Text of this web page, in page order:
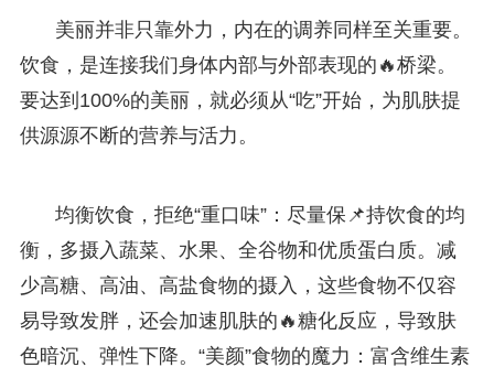
美丽并非只靠外力，内在的调养同样至关重要。
饮食，是连接我们身体内部与外部表现的🔥桥梁。
要达到100%的美丽，就必须从“吃”开始，为肌肤提
供源源不断的营养与活力。
均衡饮食，拒绝“重口味”：尽量保📌持饮食的均
衡，多摄入蔬菜、水果、全谷物和优质蛋白质。减
少高糖、高油、高盐食物的摄入，这些食物不仅容
易导致发胖，还会加速肌肤的🔥糖化反应，导致肤
色暗沉、弹性下降。“美颜”食物的魔力：富含维生素